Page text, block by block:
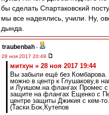
бы сделать Спартаковский
мы все надеялись, учили. Ну,
дында.
traubenbah -
28 ноя 2017 20:49
митхун » 28 ноя 2017 19:44
Вы забыли ещё без Комбарова.
можно в центр к Глушакову,в
и Луишом.на флангах Промес
защите на флангах Ещенко с
центре защиты Джикия с кем-то.
(Таски.Бок,Кутепов